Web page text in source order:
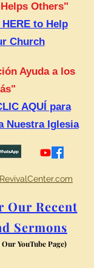
Others"
to Help
Church
Ayuda a los
AQUÍ para
Nuestra Iglesia
Our Recent
Sermons
YouTube Page)